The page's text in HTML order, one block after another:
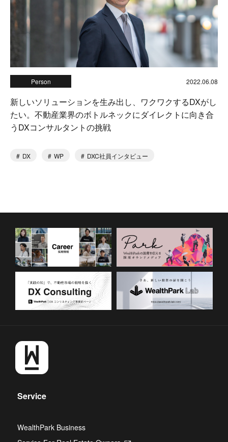
Person 2022.06.08
新しいソリューションを生み出し、ワクワクするDXがし
たい。不動産業界のボトルネックにダイレクトに向き合
うDXコンサルタントの挑戦
DX WP DXC社員インタビュー
Service
WealthPark Business